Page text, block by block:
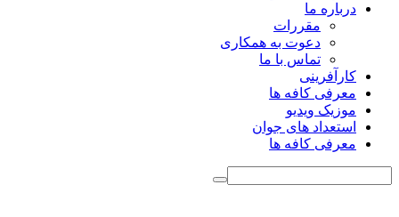
درباره ما
مقررات
دعوت به همکاری
تماس با ما
کارآفرینی
معرفی کافه ها
موزیک ویدیو
استعداد های جوان
معرفی کافه ها